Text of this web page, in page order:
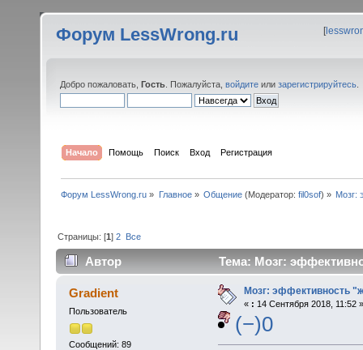
Форум LessWrong.ru [
Добро пожаловать, Гость . Пожалуйста, войдите или зарегистрируйтесь
Начало Помощь Поиск Вход Регистрация
Форум LessWrong.ru » Главное» Общение(Модератор: fil0sof) » Мозг:
Страницы: [1]2 Все
Автор Тема: Мозг:
Gradient
Пользователь
Сообщений: 89
Мозг: эффективность
« : 14 Сентября 2018, 11:52 »
(−)0